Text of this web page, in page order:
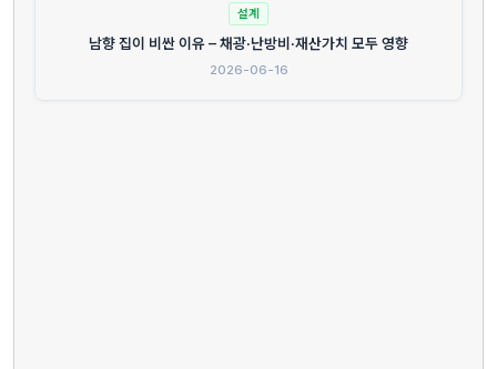
설계
남향 집이 비싼 이유 – 채광·난방비·재산가치 모두 영향
2026-06-16